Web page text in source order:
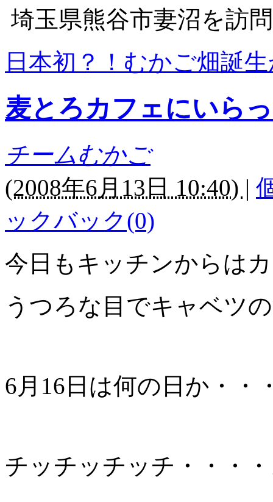
埼玉県熊谷市妻沼を訪
日本初？！むかご畑誕
麦とろカフェにいら
チームむかご
(2008年6月13日 10:40) |
ックバック(0)
今日もキッチンからは
うつろな目でキャベツ
6月16日は何の日か・・
チッチッチッチ・・・